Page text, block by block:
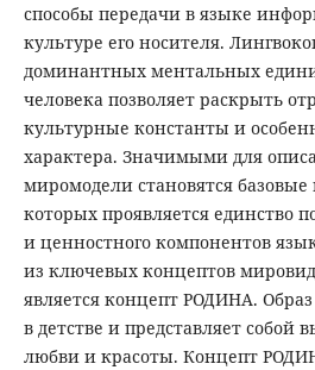
способы передачи в языке
культуре его носителя.
доминантных ментальных
человека позволяет раскрыть
культурные константы и
характера. Значимыми для
миромодели становятся
которых проявляется единство
и ценностного компонентов
из ключевых концептов
является концепт РОДИНА.
в детстве и представляет собой
любви и красоты. Концепт